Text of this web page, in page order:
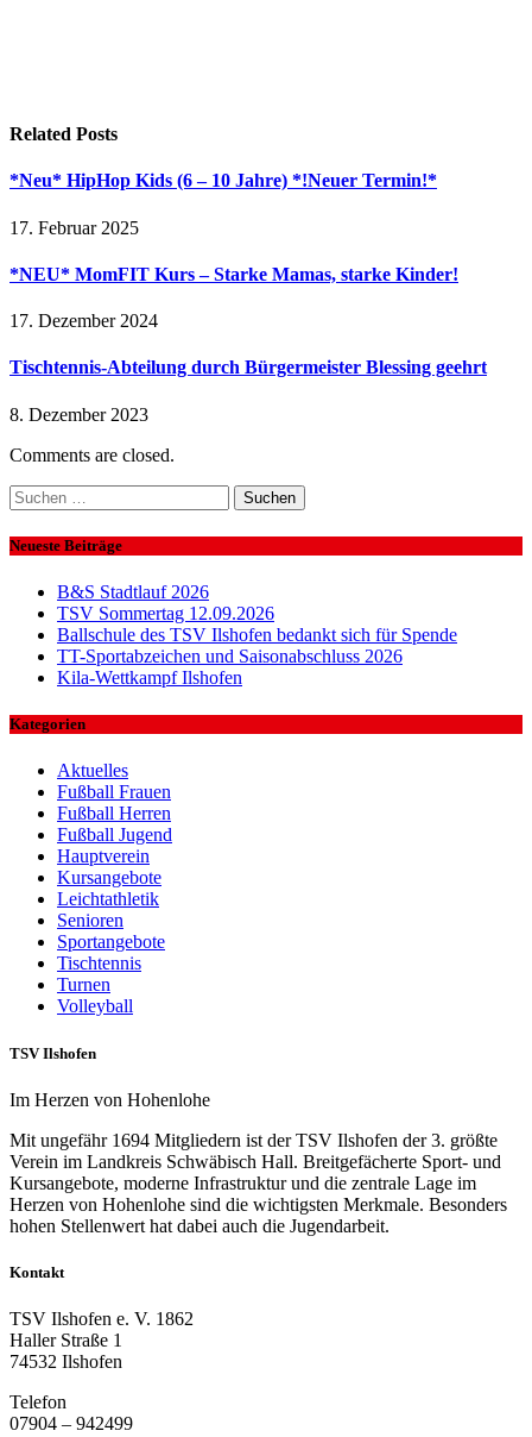
Related Posts
*Neu* HipHop Kids (6 – 10 Jahre) *!Neuer Termin!*
17. Februar 2025
*NEU* MomFIT Kurs – Starke Mamas, starke Kinder!
17. Dezember 2024
Tischtennis-Abteilung durch Bürgermeister Blessing geehrt
8. Dezember 2023
Comments are closed.
Suchen
nach:
Neueste Beiträge
B&S Stadtlauf 2026
TSV Sommertag 12.09.2026
Ballschule des TSV Ilshofen bedankt sich für Spende
TT-Sportabzeichen und Saisonabschluss 2026
Kila-Wettkampf Ilshofen
Kategorien
Aktuelles
Fußball Frauen
Fußball Herren
Fußball Jugend
Hauptverein
Kursangebote
Leichtathletik
Senioren
Sportangebote
Tischtennis
Turnen
Volleyball
TSV Ilshofen
Im Herzen von Hohenlohe
Mit ungefähr 1694 Mitgliedern ist der TSV Ilshofen der 3. größte
Verein im Landkreis Schwäbisch Hall. Breitgefächerte Sport- und
Kursangebote, moderne Infrastruktur und die zentrale Lage im
Herzen von Hohenlohe sind die wichtigsten Merkmale. Besonders
hohen Stellenwert hat dabei auch die Jugendarbeit.
Kontakt
TSV Ilshofen e. V. 1862
Haller Straße 1
74532 Ilshofen
Telefon
07904 – 942499